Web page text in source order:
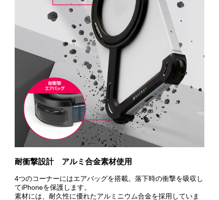
耐衝撃設計 アルミ合金素材使用
4つのコーナーにはエアバッグを搭載。落下時の衝撃を吸収し
てiPhoneを保護します。
素材には、耐久性に優れたアルミニウム合金を採用していま